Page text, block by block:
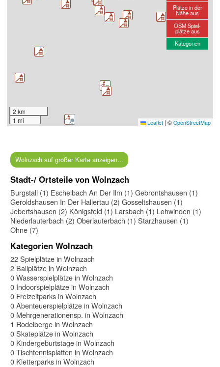
2 km
1 mi
Leaflet | © OpenStreetMap
Plätze in der
Nähe aus
OSM Spiel-
plätze aus
Kategorien
Wolnzach auf großer Karte anzeigen...
Stadt-/ Ortsteile von Wolnzach
Burgstall (1) Eschelbach An Der Ilm (1) Gebrontshausen (1)
Geroldshausen In Der Hallertau (2) Gosseltshausen (1)
Jebertshausen (2) Königsfeld (1) Larsbach (1) Lohwinden (1)
Niederlauterbach (2) Oberlauterbach (1) Starzhausen (1)
Ohne (7)
Kategorien Wolnzach
22 Spielplätze in Wolnzach
2 Ballplätze in Wolnzach
0 Wasserspielplätze in Wolnzach
0 Indoorspielplätze in Wolnzach
0 Freizeitparks in Wolnzach
0 Abenteuerspielplätze in Wolnzach
0 Mehrgenerationensp. in Wolnzach
1 Rodelberge in Wolnzach
0 Skateplätze in Wolnzach
0 Kindergeburtstage in Wolnzach
0 Tischtennisplatten in Wolnzach
0 Kletterparks in Wolnzach